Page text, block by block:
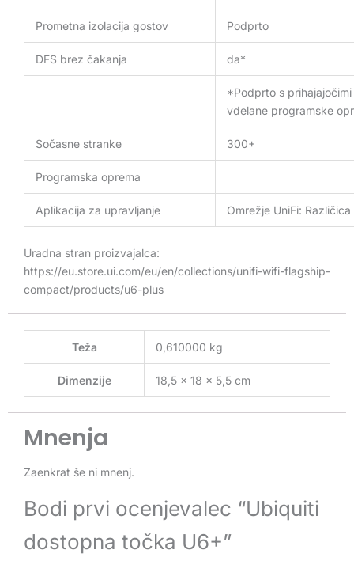
Prometna izolacija gostov Podprto
DFS brez čakanja da*
*Podprto s
vdelane programske
Sočasne stranke 300+
Programska oprema
Aplikacija za upravljanje Omrežje UniFi:
Uradna stran proizvajalca:
https://eu.store.ui.com/eu/en/collections/unifi-wifi-flagship-
compact/products/u6-plus
Teža 0,610000 kg
Dimenzije 18,5 × 18 × 5,5 cm
Mnenja
Zaenkrat še ni mnenj.
Bodi prvi ocenjevalec “Ubiquiti
dostopna točka U6+”